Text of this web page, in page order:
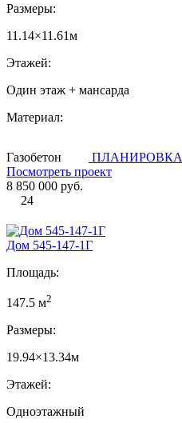
Размеры:
11.14×11.61м
Этажей:
Один этаж + мансарда
Материал:
Газобетон
ПЛАНИРОВКА
Посмотреть проект
8 850 000 руб.
24
Дом 545-147-1Г
Площадь:
147.5 м2
Размеры:
19.94×13.34м
Этажей:
Одноэтажный